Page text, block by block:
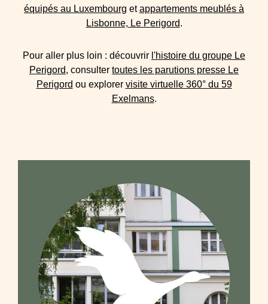
équipés au Luxembourg etappartements meublés à
Lisbonne, Le Perigord.
Pour aller plus loin : découvrir l'histoire du groupe Le
Perigord, consulter toutes les parutions presse Le
Perigord ou explorer visite virtuelle 360° du 59
Exelmans.